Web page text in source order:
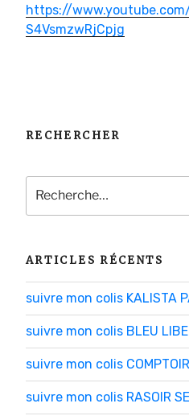
https://
S4VsmzwRjCpjg
RECHERCHER
Recherche
pour
:
ARTICLES RÉCENTS
suivre mon colis KALISTA
suivre mon colis BLEU
suivre mon colis COMPTOIR
suivre mon colis RASOIR